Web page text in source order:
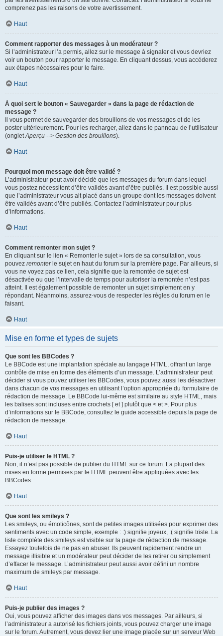
comprenez pas les raisons de votre avertissement.
Haut
Comment rapporter des messages à un modérateur ?
Si l’administrateur l’a permis, allez sur le message à signaler et vous devriez
voir un bouton pour rapporter le message. En cliquant dessus, vous accéderez
aux étapes nécessaires pour le faire.
Haut
À quoi sert le bouton « Sauvegarder » dans la page de rédaction de
message ?
Il vous permet de sauvegarder des brouillons de vos messages et de les
poster ultérieurement. Pour les recharger, allez dans le panneau de l’utilisateur
(ongletAperçu --> Gestion des brouillons).
Haut
Pourquoi mon message doit être validé ?
L’administrateur peut avoir décidé que les messages du forum dans lequel
vous postez nécessitent d’être validés avant d’être publiés. Il est possible aussi
que l’administrateur vous ait placé dans un groupe dont les messages doivent
être validés avant d’être publiés. Contactez l’administrateur pour plus
d’informations.
Haut
Comment remonter mon sujet ?
En cliquant sur le lien « Remonter le sujet » lors de sa consultation, vous
pouvez remonterle sujet en haut du forum sur la première page. Par ailleurs, si
vous ne voyez pas ce lien, cela signifie que la remontée de sujet est
désactivée ou que l’intervalle de temps pour autoriser la remontée n’est pas
atteint. Il est également possible de remonter un sujet simplement en y
répondant. Néanmoins, assurez-vous de respecter les règles du forum en le
faisant.
Haut
Mise en forme et types de sujets
Que sont les BBCodes ?
Le BBCode est une implantation spéciale au langage HTML, offrant un large
contrôle de mise en forme des éléments d’un message. L’administrateur peut
décider si vous pouvez utiliser les BBCodes, vous pouvez aussi les désactiver
dans chacun de vos messages en utilisant l’option appropriée du formulaire de
rédaction de message. Le BBCode lui-même est similaire au style HTML, mais
les balises sont incluses entre crochets [ et ] plutôt que < et >. Pour plus
d’informations sur le BBCode, consultez le guide accessible depuis la page de
rédaction de message.
Haut
Puis-je utiliser le HTML ?
Non, il n’est pas possible de publier du HTML sur ce forum. La plupart des
mises en forme permises par le HTML peuvent être appliquées avec les
BBCodes.
Haut
Que sont les smileys ?
Les smileys, ou émoticônes, sont de petites images utilisées pour exprimer des
sentiments avec un code simple, exemple : :) signifie joyeux, :( signifie triste. La
liste complète des smileys est visible sur la page de rédaction de message.
Essayez toutefois de ne pas en abuser. Ils peuvent rapidement rendre un
message illisible et un modérateur peut décider de les retirer ou simplement
d’effacer le message. L’administrateur peut aussi avoir défini un nombre
maximum de smileys par message.
Haut
Puis-je publier des images ?
Oui, vous pouvez afficher des images dans vos messages. Par ailleurs, si
l’administrateur a autorisé les fichiers joints, vous pouvez charger une image
sur le forum. Autrement, vous devez lier une image placée sur un serveur Web